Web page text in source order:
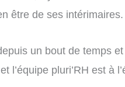
être de ses intérimaires.
un bout de temps
l’équipe pluri’RH est à